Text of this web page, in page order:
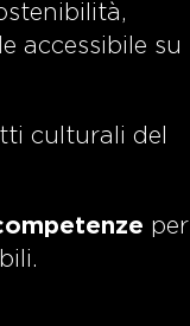
accessibile su
culturali del
per